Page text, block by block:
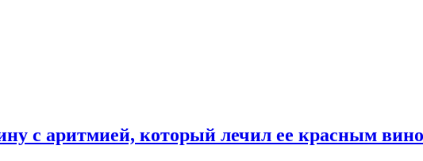
с аритмией, который лечил ее красным